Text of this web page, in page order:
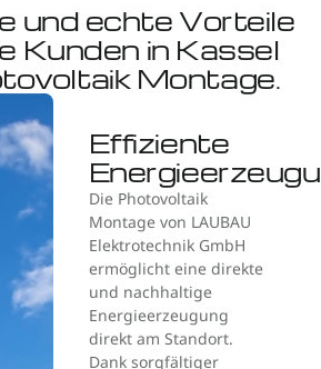
und echte Vorteile
Kunden in Kassel
Montage.
Effiziente
Die Photovoltaik
Montage von LAUBAU
Elektrotechnik GmbH
ermöglicht eine direkte
und nachhaltige
Energieerzeugung
direkt am Standort.
Dank sorgfältiger